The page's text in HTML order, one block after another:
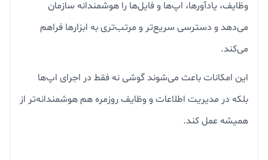
وظایف، یادآورها، اپ‌ها و فایل‌ها را هوشمندانه سازمان
می‌دهد و دسترسی سریع‌تر و مرتب‌تری به ابزارها فراهم
می‌کند.
این امکانات باعث می‌شوند گوشی نه فقط در اجرای اپ‌ها
بلکه در مدیریت اطلاعات و وظایف روزمره هم هوشمندانه‌تر از
همیشه عمل کند.